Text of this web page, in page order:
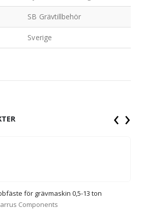
SB Grävtillbehör
Sverige
för grävmaskin 0,5-13 ton
Components
‹ ›